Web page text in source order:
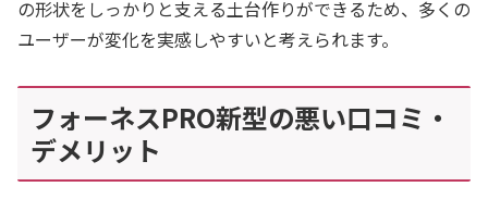
の形状をしっかりと支える土台作りができるため、多くの
ユーザーが変化を実感しやすいと考えられます。
フォーネスPRO新型の悪い口コミ・
デメリット